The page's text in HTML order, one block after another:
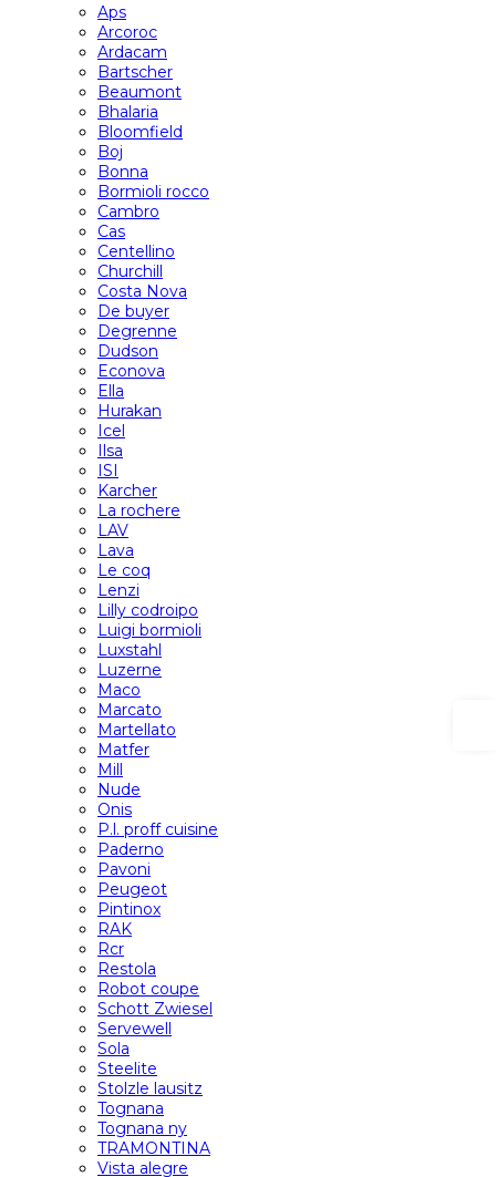
Aps
Arcoroc
Ardacam
Bartscher
Beaumont
Bhalaria
Bloomfield
Boj
Bonna
Bormioli rocco
Cambro
Cas
Centellino
Churchill
Costa Nova
De buyer
Degrenne
Dudson
Econova
Ella
Hurakan
Icel
Ilsa
ISI
Karcher
La rochere
LAV
Lava
Le coq
Lenzi
Lilly codroipo
Luigi bormioli
Luxstahl
Luzerne
Maco
Marcato
Martellato
Matfer
Mill
Nude
Onis
P.l. proff cuisine
Paderno
Pavoni
Peugeot
Pintinox
RAK
Rcr
Restola
Robot coupe
Schott Zwiesel
Servewell
Sola
Steelite
Stolzle lausitz
Tognana
Tognana ny
TRAMONTINA
Vista alegre